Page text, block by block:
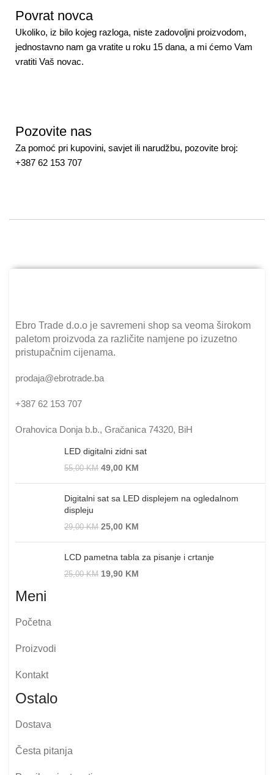
Povrat novca
Ukoliko, iz bilo kojeg razloga, niste zadovoljni proizvodom,
jednostavno nam ga vratite u roku 15 dana, a mi ćemo Vam
vratiti Vaš novac.
Pozovite nas
Za pomoć pri kupovini, savjet ili narudžbu, pozovite broj:
+387 62 153 707
Ebro Trade d.o.o je savremeni shop sa veoma širokom
paletom proizvoda za različite namjene po izuzetno
pristupačnim cijenama.
prodaja@ebrotrade.ba
+387 62 153 707
Orahovica Donja b.b., Gračanica 74320, BiH
LED digitalni zidni sat
55,00KM 49,00 KM
Digitalni sat sa LED displejem na ogledalnom
displeju
29,00KM 25,00 KM
LCD pametna tabla za pisanje i crtanje
25,00KM 19,90 KM
Meni
Početna
Proizvodi
Kontakt
Ostalo
Dostava
Česta pitanja